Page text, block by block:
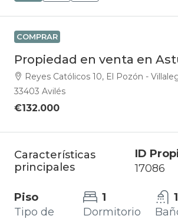
COMPRAR
Propiedad en venta en
Reyes Católicos 10, El Pozón -
33403 Avilés
€132.000
Características
principales
ID
17086
Piso
Tipo de
1
Dormitorio
1